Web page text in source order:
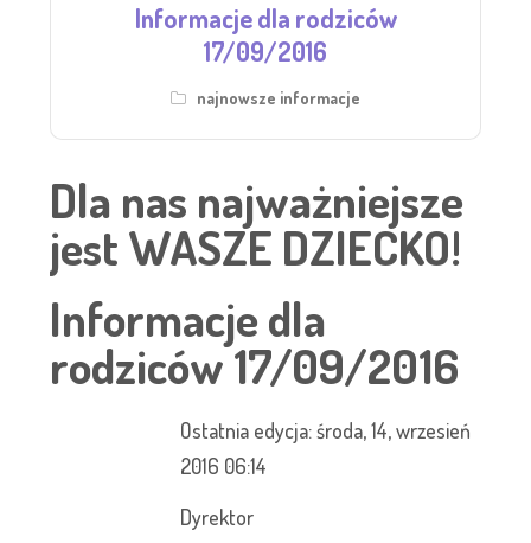
Informacje dla rodziców
17/09/2016
najnowsze informacje
Dla nas najważniejsze
jest WASZE DZIECKO!
Informacje dla
rodziców 17/09/2016
Ostatnia edycja: środa, 14, wrzesień
2016 06:14
Dyrektor